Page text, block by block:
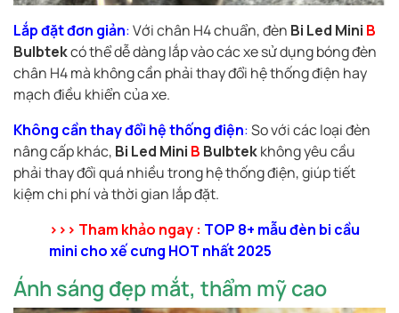
Lắp đặt đơn giản:Với chân H4 chuẩn, đèn Bi Led Mini B
Bulbtekcó thể dễ dàng lắp vào các xe sử dụng bóng đèn
chân H4 mà không cần phải thay đổi hệ thống điện hay
mạch điều khiển của xe.
Không cần thay đổi hệ thống điện:So với các loại đèn
nâng cấp khác, Bi Led Mini B Bulbtekkhông yêu cầu
phải thay đổi quá nhiều trong hệ thống điện, giúp tiết
kiệm chi phí và thời gian lắp đặt.
>>> Tham khảo ngay : TOP 8+ mẫu đèn bi cầu
mini cho xế cưng HOT nhất 2025
Ánh sáng đẹp mắt, thẩm mỹ cao